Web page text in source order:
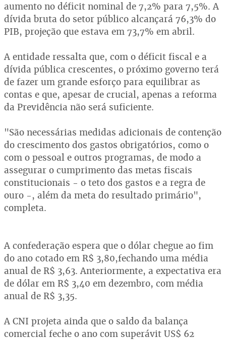
aumento no déficit nominal de 7,2% para 7,5%. A
dívida bruta do setor público alcançará 76,3% do
PIB, projeção que estava em 73,7% em abril.
A entidade ressalta que, com o déficit fiscal e a
dívida pública crescentes, o próximo governo terá
de fazer um grande esforço para equilibrar as
contas e que, apesar de crucial, apenas a reforma
da Previdência não será suficiente.
"São necessárias medidas adicionais de contenção
do crescimento dos gastos obrigatórios, como o
com o pessoal e outros programas, de modo a
assegurar o cumprimento das metas fiscais
constitucionais - o teto dos gastos e a regra de
ouro -, além da meta do resultado primário",
completa.
A confederação espera que o dólar chegue ao fim
do ano cotado em R$ 3,80,fechando uma média
anual de R$ 3,63. Anteriormente, a expectativa era
de dólar em R$ 3,40 em dezembro, com média
anual de R$ 3,35.
A CNI projeta ainda que o saldo da balança
comercial feche o ano com superávit US$ 62